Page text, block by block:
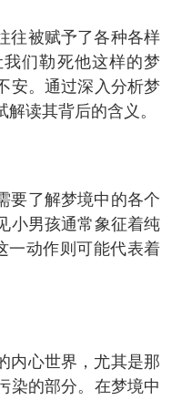
往被赋予了各种各样
们勒死他这样的梦
安。通过深入分析梦
读其背后的含义。
要了解梦境中的各个
小男孩通常象征着纯
一动作则可能代表着
内心世界，尤其是那
染的部分。在梦境中